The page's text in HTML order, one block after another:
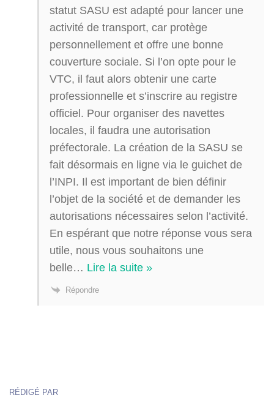
statut SASU est adapté pour lancer une
activité de transport, car protège
personnellement et offre une bonne
couverture sociale. Si l’on opte pour le
VTC, il faut alors obtenir une carte
professionnelle et s’inscrire au registre
officiel. Pour organiser des navettes
locales, il faudra une autorisation
préfectorale. La création de la SASU se
fait désormais en ligne via le guichet de
l’INPI. Il est important de bien définir
l’objet de la société et de demander les
autorisations nécessaires selon l’activité.
En espérant que notre réponse vous sera
utile, nous vous souhaitons une
belle… Lire la suite »
Répondre
RÉDIGÉ PAR